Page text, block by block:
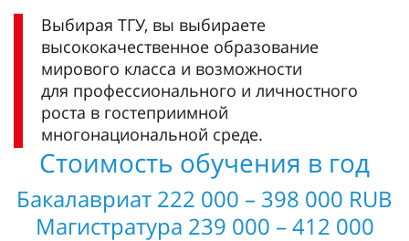
Выбирая ТГУ, вы выбираете
высококачественное образование
мирового класса и возможности
для профессионального и личностного
роста в гостеприимной
многонациональной среде.
Стоимость обучения в год
Бакалавриат 222 000 – 398 000 RUB
Магистратура 239 000 – 412 000